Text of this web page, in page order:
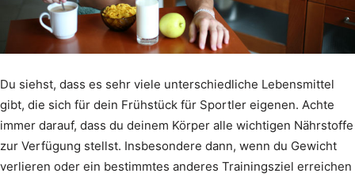
Du siehst, dass es sehr viele unterschiedliche Lebensmittel
gibt, die sich für dein Frühstück für Sportler eigenen. Achte
immer darauf, dass du deinem Körper alle wichtigen Nährstoffe
zur Verfügung stellst. Insbesondere dann, wenn du Gewicht
verlieren oder ein bestimmtes anderes Trainingsziel erreichen